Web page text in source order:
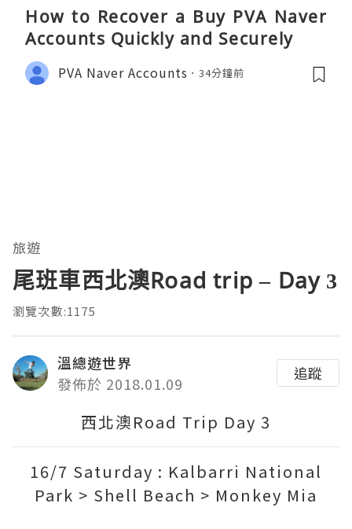
How to Recover a Buy PVA Naver
Accounts Quickly and Securely
PVA Naver Accounts 34分鐘前
旅遊
尾班車西北澳Road trip – Day 3
瀏覽次數:1175
溫總遊世界
發佈於 2018.01.09
追蹤
西北澳Road Trip Day 3
16/7 Saturday : Kalbarri National
Park > Shell Beach > Monkey Mia